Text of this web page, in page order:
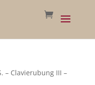
– Clavierubung III –